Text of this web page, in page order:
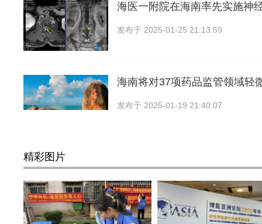
海医一附院在海南率先实施神
发布于 2025-01-25 21:13:59
海南将对37项药品监管领域轻
发布于 2025-01-19 21:40:07
精彩图片